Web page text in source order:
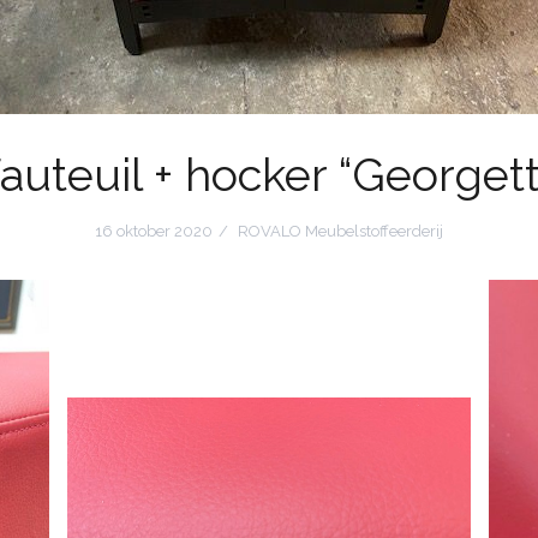
+ hocker
16 oktober 2020 ROVALO Meubelstoffeerderij